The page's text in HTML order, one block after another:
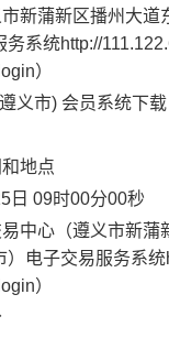
新蒲新区播州大
系统http://
）
义市) 会员系统下载
地点
日 09时00分00秒
中心（遵义市新
电子交易服务系
）